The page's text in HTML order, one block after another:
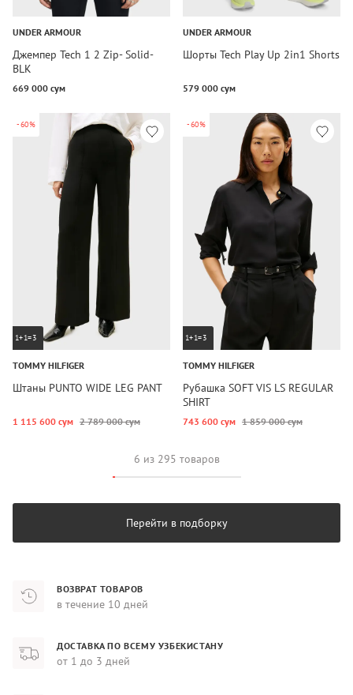
UNDER ARMOUR
Джемпер Tech 1 2 Zip- Solid-
BLK
669 000 сум
UNDER ARMOUR
Шорты Tech Play Up 2in1 Shorts
579 000 сум
-60%
1+1=3
TOMMY HILFIGER
Штаны PUNTO WIDE LEG PANT
1 115 600 сум 2 789 000 сум
-60%
1+1=3
TOMMY HILFIGER
Рубашка SOFT VIS LS REGULAR
SHIRT
743 600 сум 1 859 000 сум
6 из 295 товаров
Перейти в подборку
ВОЗВРАТ ТОВАРОВ
в течение 10 дней
ДОСТАВКА ПО ВСЕМУ УЗБЕКИСТАНУ
от 1 до 3 дней